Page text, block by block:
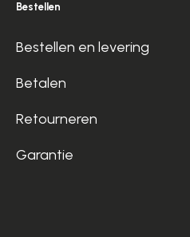
Bestellen
Bestellen en levering
Betalen
Retourneren
Garantie